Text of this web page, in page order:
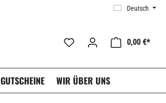
Deutsch
0,00 €*
GUTSCHEINE WIR ÜBER UNS